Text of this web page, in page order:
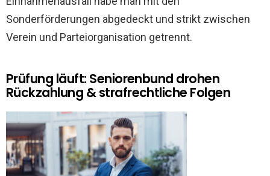
Sonderförderungen abgedeckt und strikt zwischen
Verein und Parteiorganisation getrennt.
Prüfung läuft: Seniorenbund drohen
Rückzahlung & strafrechtliche Folgen